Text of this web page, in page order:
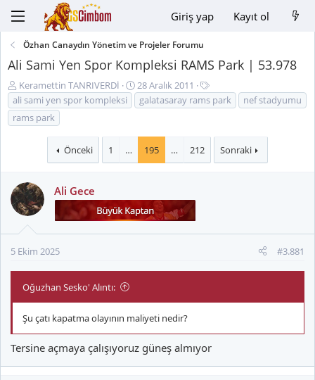
Giriş yap Kayıt ol
Özhan Canaydın Yönetim ve Projeler Forumu
Ali Sami Yen Spor Kompleksi RAMS Park | 53.978
K
o
n
u
a
ş
l
a
Keramettin TANRIVERDİ
B
a
ş
a
ç
t
a
28 Aralık 2011
E
t
i
e
ali sami yen spor kompleksi galatasaray rams park
nef stadyumu
rams park
Önceki 1 … 195 … 212 Sonraki
Ali Gece
5 Ekim 2025 #3.881
Oğuzhan Sesko' Alıntı:
Şu çatı kapatma olayının maliyeti nedir?
Tersine açmaya çalışıyoruz güneş almıyor